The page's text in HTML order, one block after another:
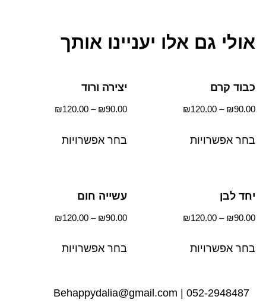
אולי גם אלו יעניינו אותך
כבוד קרם
₪90.00
–
₪120.00
בחר אפשרויות
יצירה ורוד
₪90.00
–
₪120.00
בחר אפשרויות
יחד לבן
₪90.00
–
₪120.00
בחר אפשרויות
עשייה חום
₪90.00
–
₪120.00
בחר אפשרויות
Behappydalia@gmail.com 052-2948487